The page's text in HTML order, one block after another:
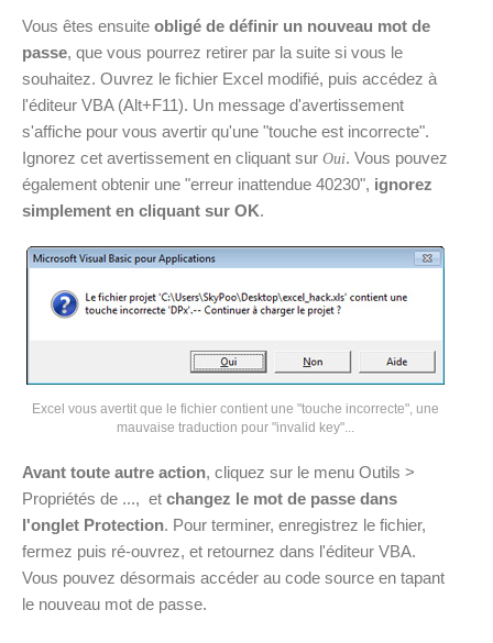
Vous êtes ensuite obligé de définir un nouveau mot de
passe, que vous pourrez retirer par la suite si vous le
souhaitez. Ouvrez le fichier Excel modifié, puis accédez à
l'éditeur VBA (Alt+F11). Un message d'avertissement
s'affiche pour vous avertir qu'une "touche est incorrecte".
Ignorez cet avertissement en cliquant sur Oui. Vous pouvez
également obtenir une "erreur inattendue 40230", ignorez
simplement en cliquant sur OK.
Excel vous avertit que le fichier contient une "touche incorrecte", une
mauvaise traduction pour "invalid key"...
Avant toute autre action, cliquez sur le menu Outils >
Propriétés de ..., et changez le mot de passe dans
l'onglet Protection. Pour terminer, enregistrez le fichier,
fermez puis ré-ouvrez, et retournez dans l'éditeur VBA.
Vous pouvez désormais accéder au code source en tapant
le nouveau mot de passe.